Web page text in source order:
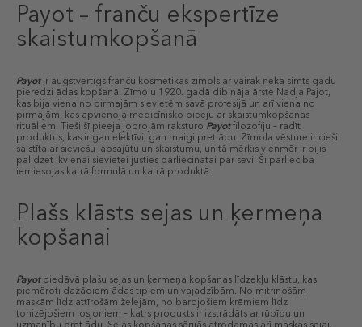
Payot – franču ekspertīze
skaistumkopšanā
Payotir augstvērtīgs franču kosmētikas zīmols ar vairāk nekā simts gadu
pieredzi ādas kopšanā. Zīmolu 1920. gadā dibināja ārste Nadja Pajot,
kas bija viena no pirmajām sievietēm savā profesijā un arī viena no
pirmajām, kas apvienoja medicīnisko pieeju ar skaistumkopšanas
rituāliem. Tieši šī pieeja joprojām raksturo Payotfilozofiju – radīt
produktus, kas ir gan efektīvi, gan maigi pret ādu. Zīmola vēsture ir cieši
saistīta ar sieviešu labsajūtu un skaistumu, un tā mērķis vienmēr ir bijis
palīdzēt ikvienai sievietei justies pārliecinātai par sevi. Šī pārliecība
iemiesojas katrā formulā un katrā produktā.
Plašs klāsts sejas un ķermeņa
kopšanai
Payotpiedāvā plašu sejas un ķermeņa kopšanas līdzekļu klāstu, kas
piemēroti dažādiem ādas tipiem un vajadzībām. No mitrinošām
maskām līdz attīrošām želejām, no barojošiem krēmiem līdz
tonizējošiem losjoniem – katrs produkts ir izstrādāts ar rūpību un
uzmanību pret ādu. Sejas kopšanas sērijās atrodamas arī maskas sejai,